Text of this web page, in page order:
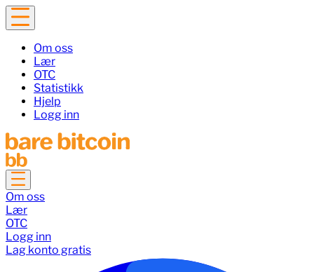
Om oss
Lær
OTC
Statistikk
Hjelp
Logg inn
Om oss
Lær
OTC
Logg inn
Lag konto gratis